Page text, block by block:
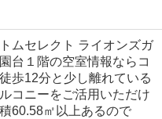
ムセレクト ライオンズガ
台１階の空室情報ならコ
歩12分と少し離れている
コニーをご活用いただけ
60.58㎡以上あるので